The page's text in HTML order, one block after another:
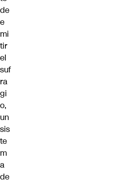
de
e
mi
tir
el
suf
ra
gi
o,
un
sis
te
m
a
de